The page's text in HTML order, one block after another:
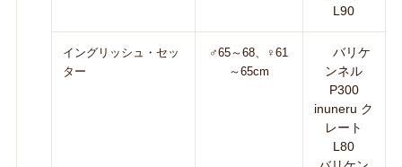
L90
イングリッシュ・セッ
ター
♂65～68、♀61
～65cm
バリケ
ンネル
P300
inuneru ク
レート
L80